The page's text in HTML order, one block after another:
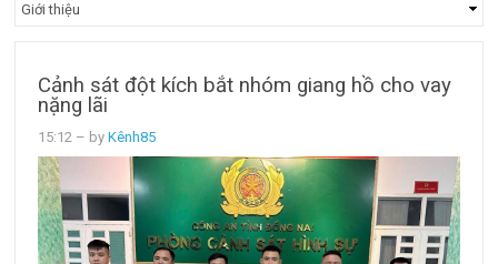
Cảnh sát đột kích bắt nhóm giang hồ cho vay
nặng lãi
15:12 – byKênh85